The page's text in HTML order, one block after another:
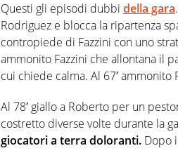
Questi gli episodi dubbi della gara
Rodriguez e blocca la ripartenza
contropiede di Fazzini con uno
ammonito Fazzini che allontana il
cui chiede calma. Al 67′ ammonito
Al 78′ giallo a Roberto per un
costretto diverse volte durante la
giocatori a terra doloranti. Dopo